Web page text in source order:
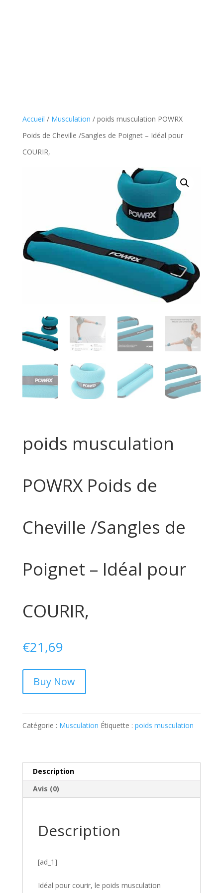
Accueil / Musculation / poids musculation POWRX
Poids de Cheville /Sangles de Poignet – Idéal pour
COURIR,
poids musculation
POWRX Poids de
Cheville /Sangles de
Poignet – Idéal pour
COURIR,
€21,69
Buy Now
Catégorie : Musculation Étiquette : poids musculation
Description
Avis (0)
Description
[ad_1]
Idéal pour courir, le poids musculation